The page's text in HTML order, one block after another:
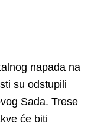
napada na
su odstupili
Sada. Trese
će biti